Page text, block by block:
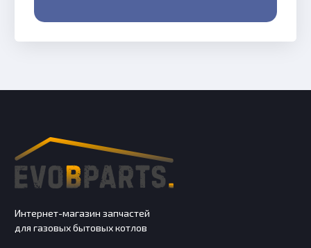
Интернет-магазин запчастей
для газовых бытовых котлов